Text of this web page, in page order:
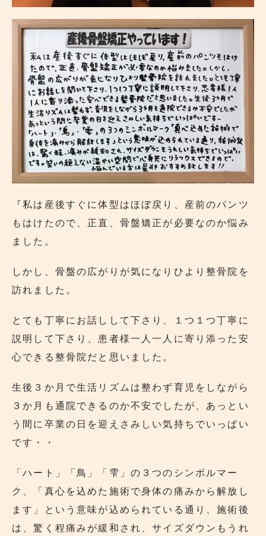
『私は産後すぐに体型はほぼ戻り、産前のパンツ
もはけたので、正直、骨盤矯正が必要なのか悩み
ました。
しかし、骨盤の広がりが気になりひより整骨院を
訪れました。
とても丁寧にお話しして下さり、１つ１つ丁寧に
説明して下さり、患者様一人一人に寄り添った安
心できる整骨院だと思いました。
生後３か月で生活リズムは整わず育児をしながら
３か月も通院できるのか不安でしたが、あっとい
う間に卒業の日を迎えさみしい気持ちでいっぱい
です・・
「ハート」「鳥」「雫」の３つのシンボルマー
ク、「真心を込めた施術で身体の痛みから解放し
ます」という意味が込められている通り、施術後
は、驚く程痛みが緩和され、サイズダウンもうれ